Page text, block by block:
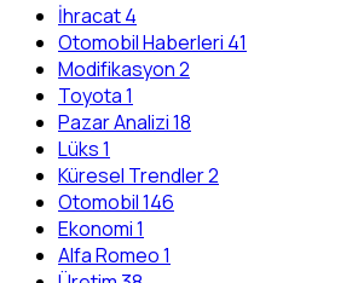
İhracat4
Otomobil Haberleri 41
Modifikasyon2
Toyota1
Pazar Analizi18
Lüks1
Küresel Trendler2
Otomobil146
Ekonomi1
Alfa Romeo1